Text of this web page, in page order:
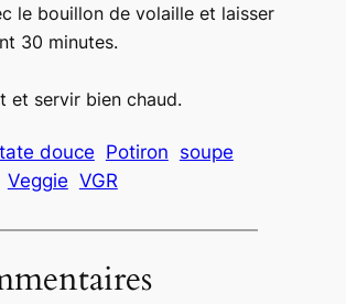
le bouillon de volaille et laisser
30 minutes.
et servir bien chaud.
douce Potiron soupe
Veggie VGR